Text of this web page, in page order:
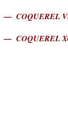
— COQUEREL
— COQUEREL